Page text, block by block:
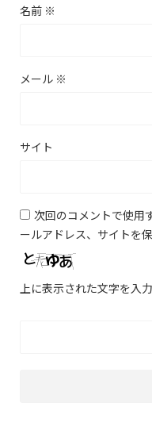
名前 ※
メール ※
サイト
次回のコメントで使用
ールアドレス、サイトを保
上に表示された文字を入